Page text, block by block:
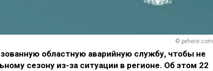
© pxhere.com
областную аварийную службу, чтобы не
сезону из-за ситуации в регионе. Об этом 22